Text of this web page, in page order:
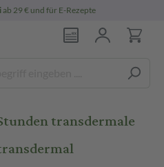
ab 29 € und für E-Rezepte
transdermale